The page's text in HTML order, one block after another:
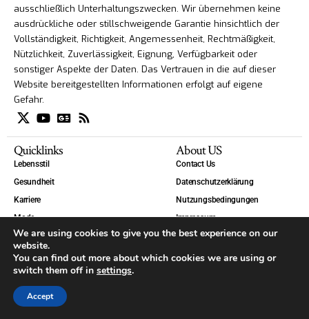
ausschließlich Unterhaltungszwecken. Wir übernehmen keine
ausdrückliche oder stillschweigende Garantie hinsichtlich der
Vollständigkeit, Richtigkeit, Angemessenheit, Rechtmäßigkeit,
Nützlichkeit, Zuverlässigkeit, Eignung, Verfügbarkeit oder
sonstiger Aspekte der Daten. Das Vertrauen in die auf dieser
Website bereitgestellten Informationen erfolgt auf eigene
Gefahr.
Quicklinks
Lebensstil
Gesundheit
Karriere
Mode
Technik
Welt
Blog
About US
Contact Us
Datenschutzerklärung
Nutzungsbedingungen
Impressum
We are using cookies to give you the best experience on our
website.
You can find out more about which cookies we are using or
switch them off in settings.
Accept